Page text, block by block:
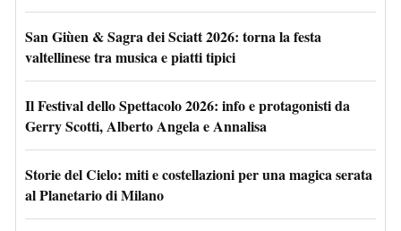
San Giùen & Sagra dei Sciatt 2026: torna la festa
valtellinese tra musica e piatti tipici
Il Festival dello Spettacolo 2026: info e protagonisti da
Gerry Scotti, Alberto Angela e Annalisa
Storie del Cielo: miti e costellazioni per una magica serata
al Planetario di Milano